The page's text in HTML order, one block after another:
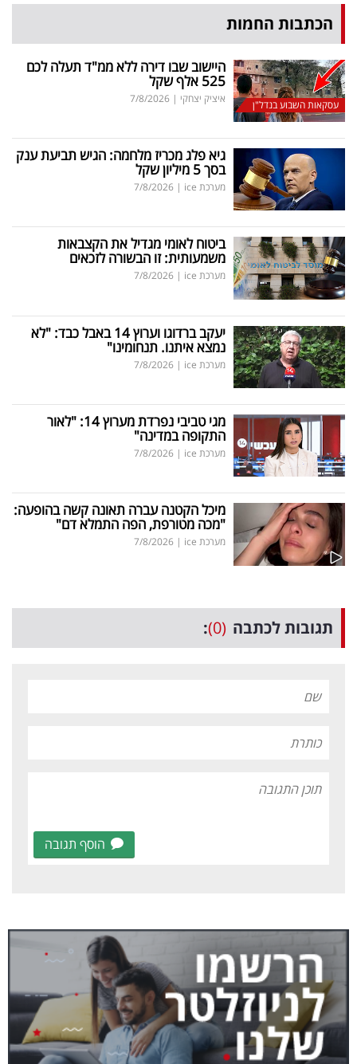
הכתבות החמות
עסקאות השבוע בנדל"ן
היישוב שבו דירה ללא ממ"ד תעלה לכם
525 אלף שקל
איציק יצחקי |
7/8/2026
גיא פלג מכריז מלחמה: הגיש תביעת ענק
בסך 5 מיליון שקל
מערכת ice |
7/8/2026
ביטוח לאומי מגדיל את הקצבאות
משמעותית: זו הבשורה לזכאים
מערכת ice |
7/8/2026
יעקב ברדוגו וערוץ 14 באבל כבד: "לא
נמצא איתנו. תנחומינו"
מערכת ice |
7/8/2026
מגי טביבי נפרדת מערוץ 14: "לאור
התקופה במדינה"
מערכת ice |
7/8/2026
מיכל הקטנה עברה תאונה קשה בהופעה:
"מכה מטורפת, הפה התמלא דם"
מערכת ice |
7/8/2026
תגובות לכתבה (0)
:
הוסף תגובה